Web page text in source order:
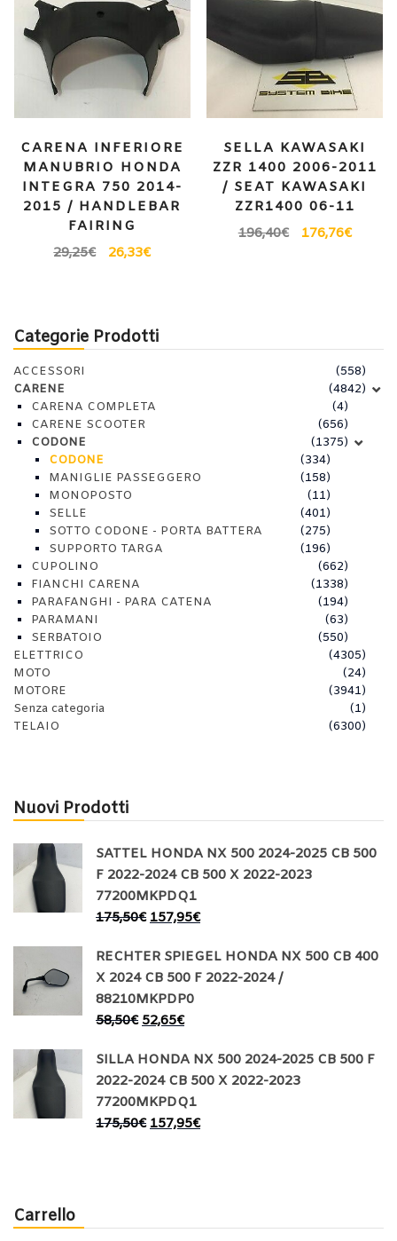
CARENA INFERIORE
MANUBRIO HONDA
INTEGRA 750 2014-
2015 / HANDLEBAR
FAIRING
29,25€ 26,33€
SELLA KAWASAKI
ZZR 1400 2006-2011
/ SEAT KAWASAKI
ZZR1400 06-11
196,40€ 176,76€
Categorie Prodotti
ACCESSORI
(558)
CARENE
(4842)
CARENA COMPLETA
(4)
CARENE SCOOTER
(656)
CODONE
(1375)
CODONE
(334)
MANIGLIE PASSEGGERO
(158)
MONOPOSTO
(11)
SELLE
(401)
SOTTO CODONE - PORTA BATTERA
(275)
SUPPORTO TARGA
(196)
CUPOLINO
(662)
FIANCHI CARENA
(1338)
PARAFANGHI - PARA CATENA
(194)
PARAMANI
(63)
SERBATOIO
(550)
ELETTRICO
(4305)
MOTO
(24)
MOTORE
(3941)
Senza categoria
(1)
TELAIO
(6300)
Nuovi Prodotti
SATTEL HONDA NX 500 2024-2025 CB 500
F 2022-2024 CB 500 X 2022-2023
77200MKPDQ1
175,50€ 157,95€
RECHTER SPIEGEL HONDA NX 500 CB 400
X 2024 CB 500 F 2022-2024 /
88210MKPDP0
58,50€ 52,65€
SILLA HONDA NX 500 2024-2025 CB 500 F
2022-2024 CB 500 X 2022-2023
77200MKPDQ1
175,50€ 157,95€
Carrello